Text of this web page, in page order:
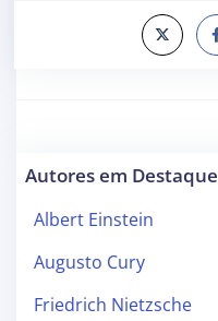
Autores em Destaque
Albert Einstein
Augusto Cury
Friedrich Nietzsche